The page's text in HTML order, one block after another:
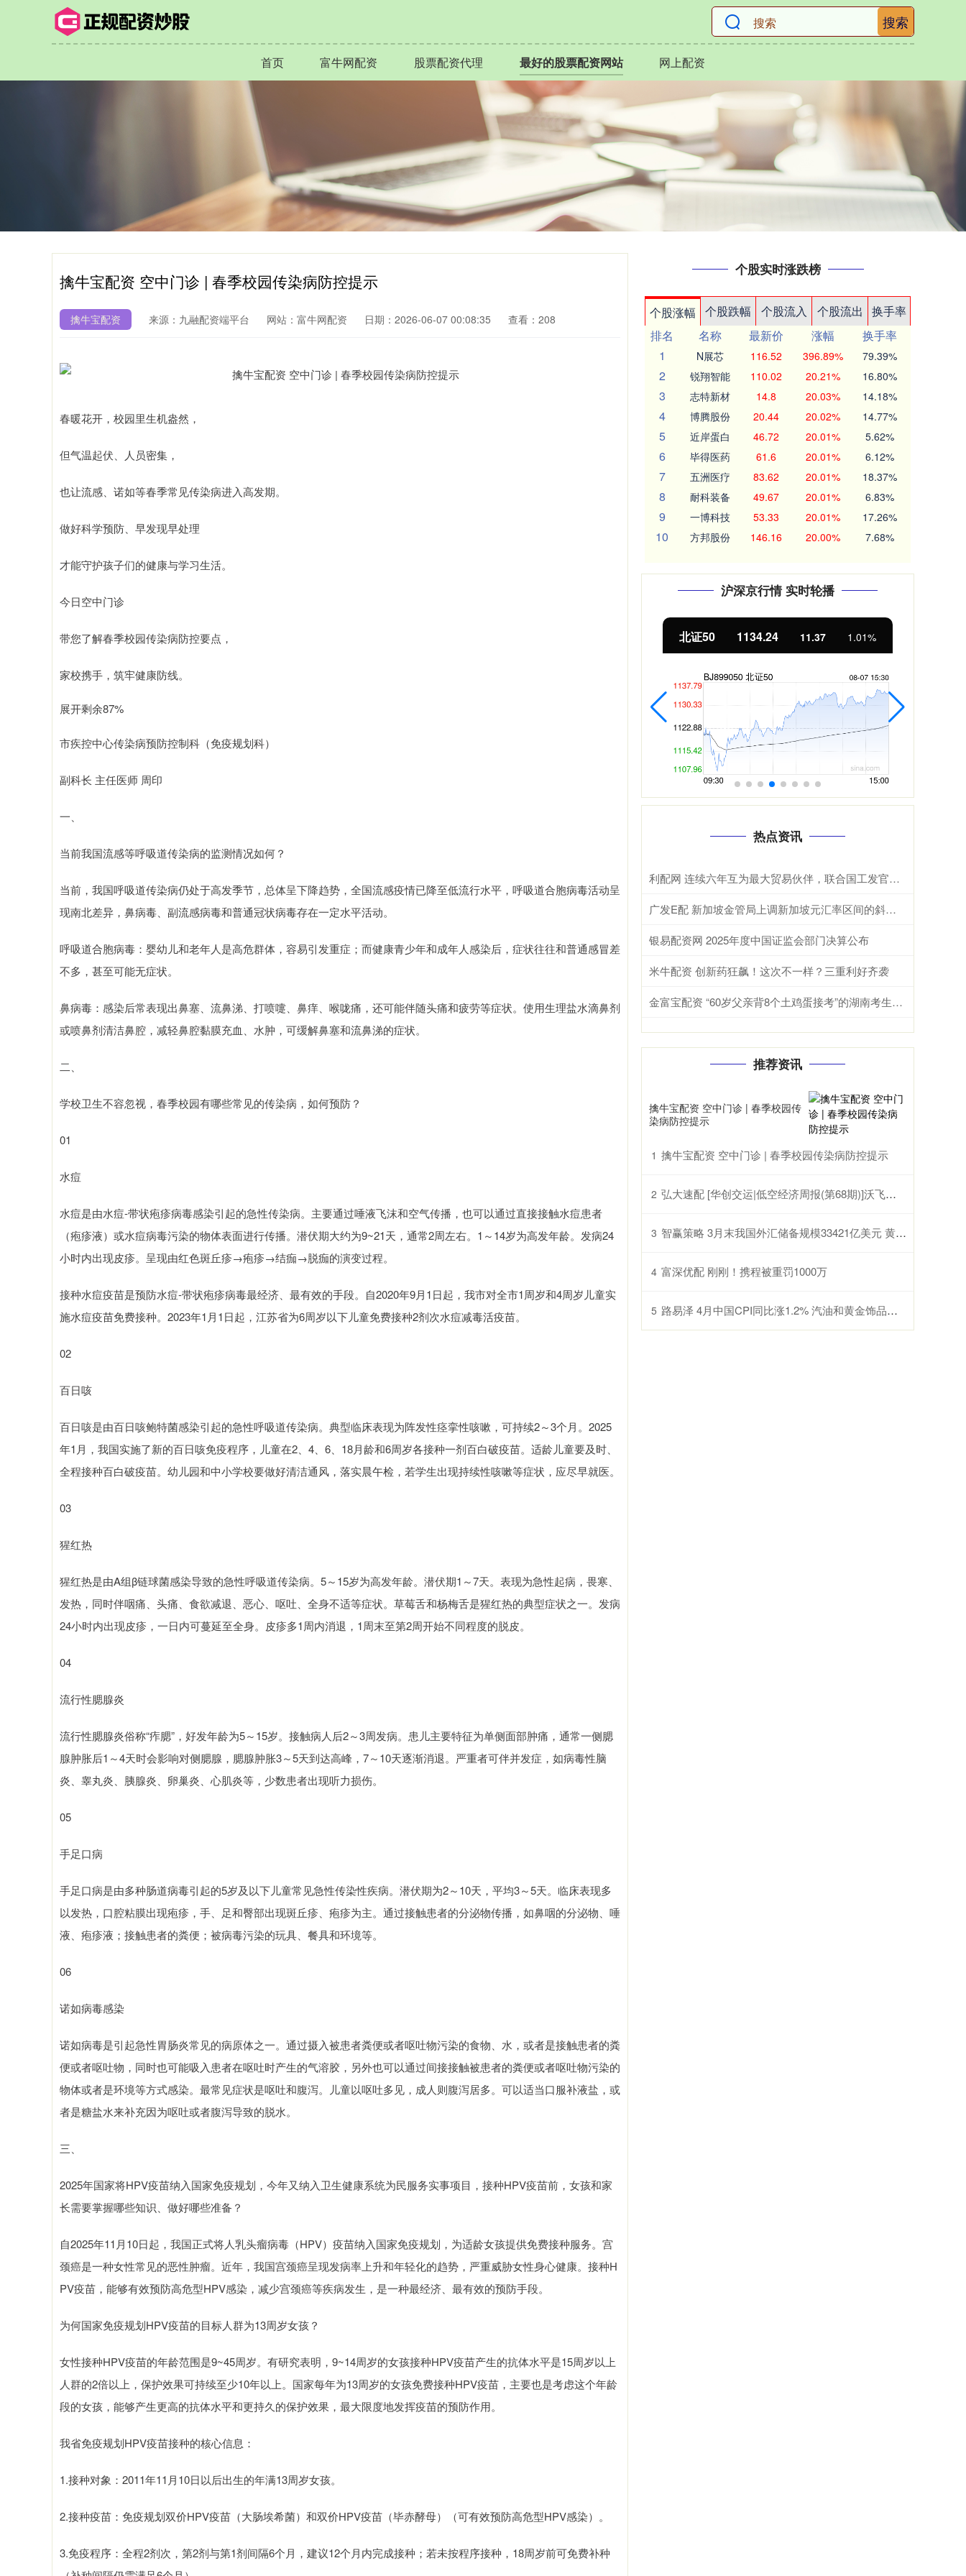
搜索
首页 富牛网配资 股票配资代理 最好的股票配资网站 网上配资
擒牛宝配资 空中门诊 | 春季校园传染病防控提示
擒牛宝配资 来源：九融配资端平台 网站：富牛网配资 日期：2026-06-07 00:08:35 查看：208
春暖花开，校园里生机盎然，
但气温起伏、人员密集，
也让流感、诺如等春季常见传染病进入高发期。
做好科学预防、早发现早处理
才能守护孩子们的健康与学习生活。
今日空中门诊
带您了解春季校园传染病防控要点，
家校携手，筑牢健康防线。
展开剩余87%
市疾控中心传染病预防控制科（免疫规划科）
副科长 主任医师 周印
一、
当前我国流感等呼吸道传染病的监测情况如何？
当前，我国呼吸道传染病仍处于高发季节，总体呈下降趋势，全国流感疫情已降至低流行水平，呼吸道合胞病毒活动呈
现南北差异，鼻病毒、副流感病毒和普通冠状病毒存在一定水平活动。
呼吸道合胞病毒：婴幼儿和老年人是高危群体，容易引发重症；而健康青少年和成年人感染后，症状往往和普通感冒差
不多，甚至可能无症状。
鼻病毒：感染后常表现出鼻塞、流鼻涕、打喷嚏、鼻痒、喉咙痛，还可能伴随头痛和疲劳等症状。使用生理盐水滴鼻剂
或喷鼻剂清洁鼻腔，减轻鼻腔黏膜充血、水肿，可缓解鼻塞和流鼻涕的症状。
二、
学校卫生不容忽视，春季校园有哪些常见的传染病，如何预防？
01
水痘
水痘是由水痘-带状疱疹病毒感染引起的急性传染病。主要通过唾液飞沫和空气传播，也可以通过直接接触水痘患者
（疱疹液）或水痘病毒污染的物体表面进行传播。潜伏期大约为9~21天，通常2周左右。1～14岁为高发年龄。发病24
小时内出现皮疹。呈现由红色斑丘疹→疱疹→结痂→脱痂的演变过程。
接种水痘疫苗是预防水痘-带状疱疹病毒最经济、最有效的手段。自2020年9月1日起，我市对全市1周岁和4周岁儿童实
施水痘疫苗免费接种。2023年1月1日起，江苏省为6周岁以下儿童免费接种2剂次水痘减毒活疫苗。
02
百日咳
百日咳是由百日咳鲍特菌感染引起的急性呼吸道传染病。典型临床表现为阵发性痉挛性咳嗽，可持续2～3个月。2025
年1月，我国实施了新的百日咳免疫程序，儿童在2、4、6、18月龄和6周岁各接种一剂百白破疫苗。适龄儿童要及时、
全程接种百白破疫苗。幼儿园和中小学校要做好清洁通风，落实晨午检，若学生出现持续性咳嗽等症状，应尽早就医。
03
猩红热
猩红热是由A组β链球菌感染导致的急性呼吸道传染病。5～15岁为高发年龄。潜伏期1～7天。表现为急性起病，畏寒、
发热，同时伴咽痛、头痛、食欲减退、恶心、呕吐、全身不适等症状。草莓舌和杨梅舌是猩红热的典型症状之一。发病
24小时内出现皮疹，一日内可蔓延至全身。皮疹多1周内消退，1周末至第2周开始不同程度的脱皮。
04
流行性腮腺炎
流行性腮腺炎俗称“痄腮”，好发年龄为5～15岁。接触病人后2～3周发病。患儿主要特征为单侧面部肿痛，通常一侧腮
腺肿胀后1～4天时会影响对侧腮腺，腮腺肿胀3～5天到达高峰，7～10天逐渐消退。严重者可伴并发症，如病毒性脑
炎、睾丸炎、胰腺炎、卵巢炎、心肌炎等，少数患者出现听力损伤。
05
手足口病
手足口病是由多种肠道病毒引起的5岁及以下儿童常见急性传染性疾病。潜伏期为2～10天，平均3～5天。临床表现多
以发热，口腔粘膜出现疱疹，手、足和臀部出现斑丘疹、疱疹为主。通过接触患者的分泌物传播，如鼻咽的分泌物、唾
液、疱疹液；接触患者的粪便；被病毒污染的玩具、餐具和环境等。
06
诺如病毒感染
诺如病毒是引起急性胃肠炎常见的病原体之一。通过摄入被患者粪便或者呕吐物污染的食物、水，或者是接触患者的粪
便或者呕吐物，同时也可能吸入患者在呕吐时产生的气溶胶，另外也可以通过间接接触被患者的粪便或者呕吐物污染的
物体或者是环境等方式感染。最常见症状是呕吐和腹泻。儿童以呕吐多见，成人则腹泻居多。可以适当口服补液盐，或
者是糖盐水来补充因为呕吐或者腹泻导致的脱水。
三、
2025年国家将HPV疫苗纳入国家免疫规划，今年又纳入卫生健康系统为民服务实事项目，接种HPV疫苗前，女孩和家
长需要掌握哪些知识、做好哪些准备？
自2025年11月10日起，我国正式将人乳头瘤病毒（HPV）疫苗纳入国家免疫规划，为适龄女孩提供免费接种服务。宫
颈癌是一种女性常见的恶性肿瘤。近年，我国宫颈癌呈现发病率上升和年轻化的趋势，严重威胁女性身心健康。接种H
PV疫苗，能够有效预防高危型HPV感染，减少宫颈癌等疾病发生，是一种最经济、最有效的预防手段。
为何国家免疫规划HPV疫苗的目标人群为13周岁女孩？
女性接种HPV疫苗的年龄范围是9~45周岁。有研究表明，9~14周岁的女孩接种HPV疫苗产生的抗体水平是15周岁以上
人群的2倍以上，保护效果可持续至少10年以上。国家每年为13周岁的女孩免费接种HPV疫苗，主要也是考虑这个年龄
段的女孩，能够产生更高的抗体水平和更持久的保护效果，最大限度地发挥疫苗的预防作用。
我省免疫规划HPV疫苗接种的核心信息：
1.接种对象：2011年11月10日以后出生的年满13周岁女孩。
2.接种疫苗：免疫规划双价HPV疫苗（大肠埃希菌）和双价HPV疫苗（毕赤酵母）（可有效预防高危型HPV感染）。
3.免疫程序：全程2剂次，第2剂与第1剂间隔6个月，建议12个月内完成接种；若未按程序接种，18周岁前可免费补种
个股实时涨跌榜
个股涨幅 个股跌幅 个股流入 个股流出
换手率
排名
名称 最新价 涨幅
换手率
1
N展芯 116.52 396.89% 79.39%
2 锐翔智能 110.02 20.21% 16.80%
3 志特新材 14.8 20.03% 14.18%
4 博腾股份 20.44 20.02% 14.77%
5 近岸蛋白 46.72 20.01% 5.62%
6 毕得医药 61.6 20.01% 6.12%
7 五洲医疗 83.62 20.01% 18.37%
8 耐科装备 49.67 20.01% 6.83%
9 一博科技 53.33 20.01% 17.26%
10 方邦股份 146.16 20.00% 7.68%
沪深京行情 实时轮播
1.02% 深证成指 14311.01 北证50 1134.24 11.37 1.01%
热点资讯
利配网 连续六年互为最大贸易伙伴，联合国工发官员点破中国东盟合作密码 据新华
广发E配 新加坡金管局上调新加坡元汇率区间的斜率，维持宽度和中点不变
银易配资网 2025年度中国证监会部门决算公布
米牛配资 创新药狂飙！这次不一样？三重利好齐袭
金富宝配资 “60岁父亲背8个土鸡蛋接考”的湖南考生贺永辉高考成绩揭晓，班主任：很满意，对他来说已经非常棒了
推荐资讯
擒牛宝配资 空中门诊 | 春季校园传
染病防控提示
1 擒牛宝配资 空中门诊 | 春季校园传染病防控提示
2 弘大速配 [华创交运|低空经济周报(第68期)]沃飞长空科创板上市辅导已备案, 头部eVTOL企业正加速获市场认可
3 智赢策略 3月末我国外汇储备规模33421亿美元 黄金储备连续17个月增加
4 富深优配 刚刚！携程被重罚1000万
5 路易泽 4月中国CPI同比涨1.2% 汽油和黄金饰品价格变动较大